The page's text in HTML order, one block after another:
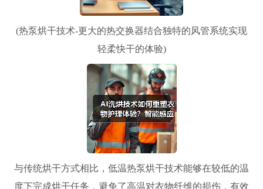
(热泵烘干技术-更大的热交换器结合独特的风管系统实现
轻柔快干的体验)
与传统烘干方式相比，低温热泵烘干技术能够在较低的温
度下完成烘干任务，避免了高温对衣物纤维的损伤，有效